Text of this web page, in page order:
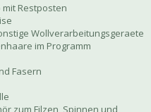
mit Restposten
Wollverarbeitungsgeraete
im Programm
Fasern
zum Filzen, Spinnen und